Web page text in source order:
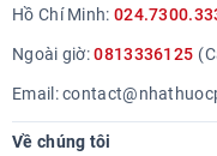
Hồ Chí Minh:
Ngoài giờ:0813336125
Email:
Về chúng tôi